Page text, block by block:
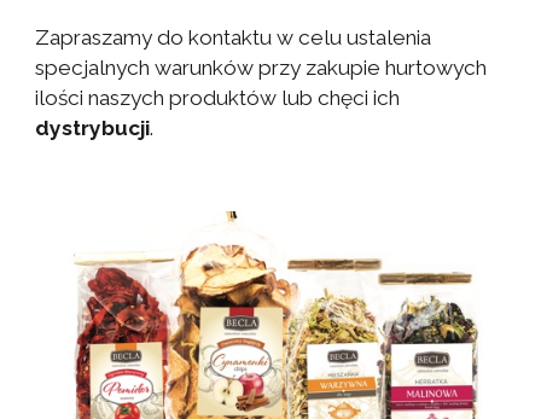
Zapraszamy do kontaktu w celu ustalenia
specjalnych warunków przy zakupie hurtowych
ilości naszych produktów lub chęci ich
dystrybucji.